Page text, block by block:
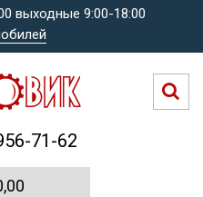
выходные 9:00-18:00
71-62